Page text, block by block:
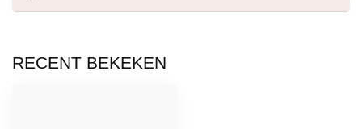
RECENT BEKEKEN